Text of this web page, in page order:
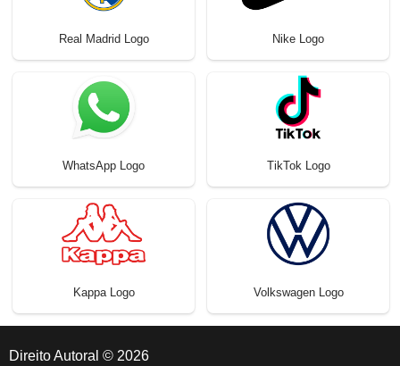
Real Madrid Logo Nike Logo
WhatsApp Logo TikTok Logo
Kappa Logo Volkswagen Logo
Direito Autoral © 2026